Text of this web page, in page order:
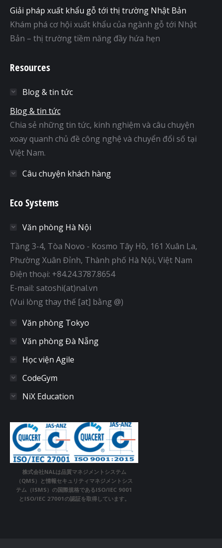
Giải pháp xuất khẩu gỗ tới thị trường Nhật Bản
Khám phá cơ hội xuất khẩu của ngành gỗ tới Nhật
Bản – thị trường tiềm năng đầy hứa hẹn
Resources
Blog & tin tức
Blog & tin tức
Chia sẻ những tin tức, kinh nghiệm và câu chuyện
xoay quanh chủ đề công nghệ và chuyển đổi số tại
Việt Nam.
Câu chuyện khách hàng
Eco Systems
Văn phòng Hà Nội
Tầng 3-4, Tòa Novo - Kosmo Tây Hồ, 161 Xuân La,
Phường Xuân Đỉnh, Thành phố Hà Nội, Việt Nam
Điện thoại: +84.24.3787.8654
E-mail: satoshi(at)nal.vn
(Vui lòng thay thế [at] bằng @)
Văn phòng Tokyo
Văn phòng Đà Nẵng
Học viện Agile
CodeGym
NiX Education
株式会社NALは品質マネジメントシステム
（QMS）と情報セキュリティマネジメントシス
テム（ISMS）の国際規格であるISO/IEC 9001
とISO/IEC 27001の認証を取得しています。